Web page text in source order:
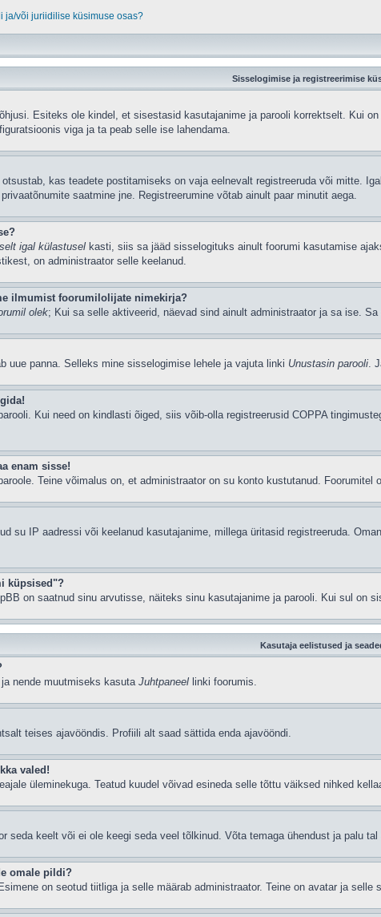
ja/või juriidilise küsimuse osas?
Sisselogimise ja registreerimise
Esiteks ole kindel, et sisestasid kasutajanime ja parooli korrektselt. Kui
viga ja ta peab selle ise lahendama.
kas teadete postitamiseks on vaja eelnevalt registreeruda või mitte.
saatmine jne. Registreerumine võtab ainult paar minutit aega.
igal külastusel kasti, siis sa jääd sisselogituks ainult foorumi kasutamise
on administraator selle keelanud.
ilmumist foorumilolijate nimekirja?
olek; Kui sa selle aktiveerid, näevad sind ainult administraator ja sa ise.
uue panna. Selleks mine sisselogimise lehele ja vajuta linki Unustasin parooli.
Kui need on kindlasti õiged, siis võib-olla registreerusid COPPA
enam sisse!
Teine võimalus on, et administraator on su konto kustutanud.
su IP aadressi või keelanud kasutajanime, millega üritasid registreeruda.
küpsised"?
on saatnud sinu arvutisse, näiteks sinu kasutajanime ja parooli. Kui sul on
Kasutaja eelistused ja
nende muutmiseks kasuta Juhtpaneel linki foorumis.
teises ajavööndis. Profiili alt saad sättida enda ajavööndi.
valed!
üleminekuga. Teatud kuudel võivad esineda selle tõttu väiksed nihked
seda keelt või ei ole keegi seda veel tõlkinud. Võta temaga ühendust ja palu
omale pildi?
on seotud tiitliga ja selle määrab administraator. Teine on avatar ja selle